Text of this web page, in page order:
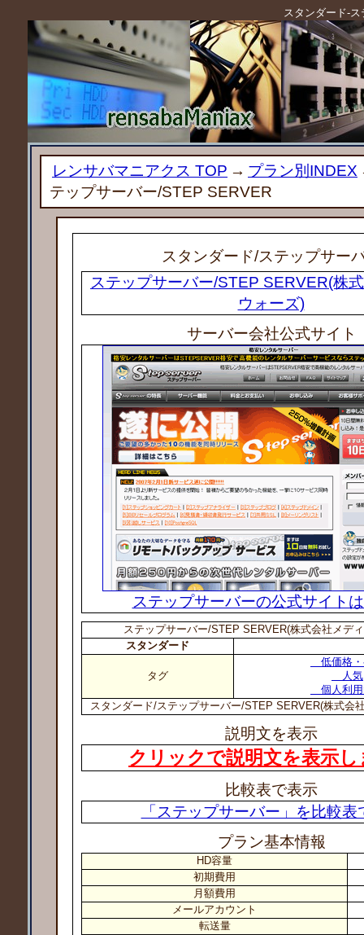
スタンダード-
レンサバマニアクス TOP → プラン別INDEX
テップサーバー/STEP SERVER
スタンダード/ステップサー
ステップサーバー/STEP SERVER(株
ウォーズ)
サーバー会社公式サイト
ステップサーバーの公式サイト
ステップサーバー/STEP SERVER(株式会社メデ
スタンダード
タグ
低価格・
人気
個人利用
スタンダード/ステップサーバー/STEP SERVER(株式会
説明文を表示
クリックで説明文を表示し
比較表で表示
「ステップサーバー」を比較表
プラン基本情報
HD容量
初期費用
月額費用
メールアカウント
転送量